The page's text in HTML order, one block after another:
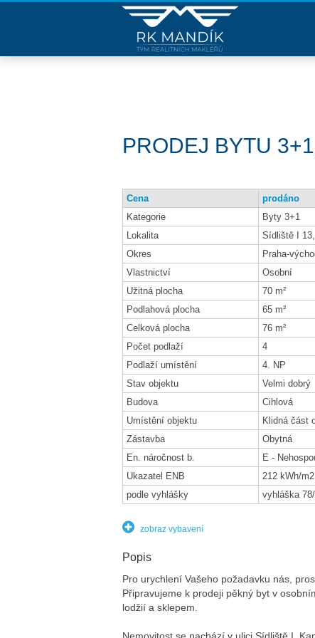
PRODEJ BYTU
Cena
prodáno
Kategorie
Byty 3+1
Lokalita
Sídliště I
Okres
Praha-
Vlastnictví
Osobní
Užitná plocha
70 m²
Podlahová plocha
65 m²
Celková plocha
76 m²
Počet podlaží
4
Podlaží umístění
4. NP
Stav objektu
Velmi dobrý
Budova
Cihlová
Umístění objektu
Klidná část
Zástavba
Obytná
En. náročnost b.
E -
Ukazatel ENB
212 kWh/
podle vyhlášky
vyhláška
zobraz vybavení
Popis
Pro urychlení Vašeho požadavku nás,
Připravujeme k prodeji pěkný byt v
lodžií a sklepem.